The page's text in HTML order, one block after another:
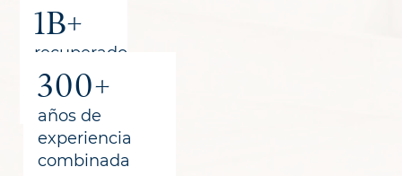
1B+
recuperado
para los
clientes
300+
años de
experiencia
combinada